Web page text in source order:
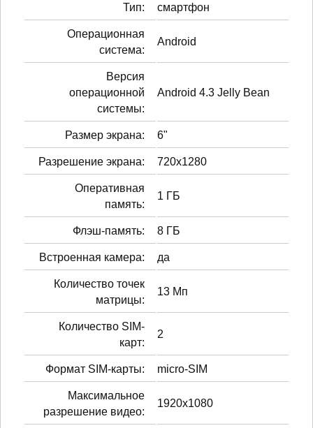
Тип: смартфон
Операционная
система:
Android
Версия
операционной
системы:
Android 4.3 Jelly Bean
Размер экрана: 6"
Разрешение экрана: 720x1280
Оперативная
память:
1 ГБ
Флэш-память: 8 ГБ
Встроенная камера: да
Количество точек
матрицы:
13 Мп
Количество SIM-
карт:
2
Формат SIM-карты: micro-SIM
Максимальное
разрешение видео:
1920x1080